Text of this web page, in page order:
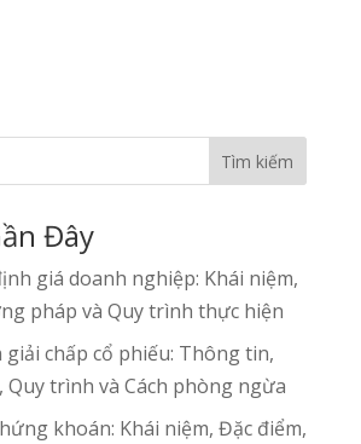
Tìm kiếm
Đây
giá doanh nghiệp: Khái niệm,
pháp và Quy trình thực hiện
giải chấp cổ phiếu: Thông tin,
Quy trình và Cách phòng ngừa
khoán: Khái niệm, Đặc điểm,